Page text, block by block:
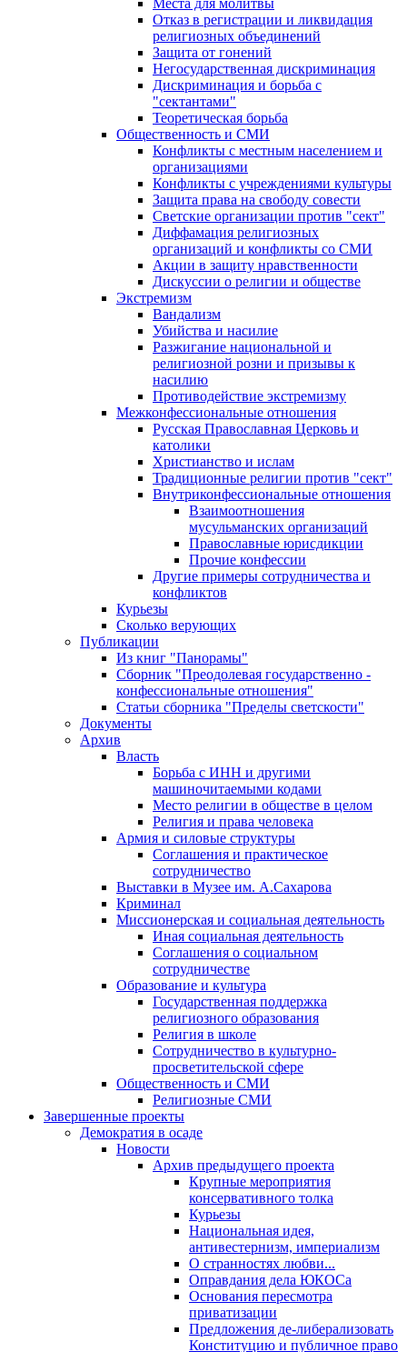
Места для молитвы
Отказ в регистрации и ликвидация
религиозных объединений
Защита от гонений
Негосударственная дискриминация
Дискриминация и борьба с
"сектантами"
Теоретическая борьба
Общественность и СМИ
Конфликты с местным населением и
организациями
Конфликты с учреждениями культуры
Защита права на свободу совести
Светские организации против "сект"
Диффамация религиозных
организаций и конфликты со СМИ
Акции в защиту нравственности
Дискуссии о религии и обществе
Экстремизм
Вандализм
Убийства и насилие
Разжигание национальной и
религиозной розни и призывы к
насилию
Противодействие экстремизму
Межконфессиональные отношения
Русская Православная Церковь и
католики
Христианство и ислам
Традиционные религии против "сект"
Внутриконфессиональные отношения
Взаимоотношения
мусульманских организаций
Православные юрисдикции
Прочие конфессии
Другие примеры сотрудничества и
конфликтов
Курьезы
Сколько верующих
Публикации
Из книг "Панорамы"
Сборник "Преодолевая государственно -
конфессиональные отношения"
Статьи сборника "Пределы светскости"
Документы
Архив
Власть
Борьба с ИНН и другими
машиночитаемыми кодами
Место религии в обществе в целом
Религия и права человека
Армия и силовые структуры
Соглашения и практическое
сотрудничество
Выставки в Музее им. А.Сахарова
Криминал
Миссионерская и социальная деятельность
Иная социальная деятельность
Соглашения о социальном
сотрудничестве
Образование и культура
Государственная поддержка
религиозного образования
Религия в школе
Сотрудничество в культурно-
просветительской сфере
Общественность и СМИ
Религиозные СМИ
Завершенные проекты
Демократия в осаде
Новости
Архив предыдущего проекта
Крупные мероприятия
консервативного толка
Курьезы
Национальная идея,
антивестернизм, империализм
О странностях любви...
Оправдания дела ЮКОСа
Основания пересмотра
приватизации
Предложения де-либерализовать
Конституцию и публичное право